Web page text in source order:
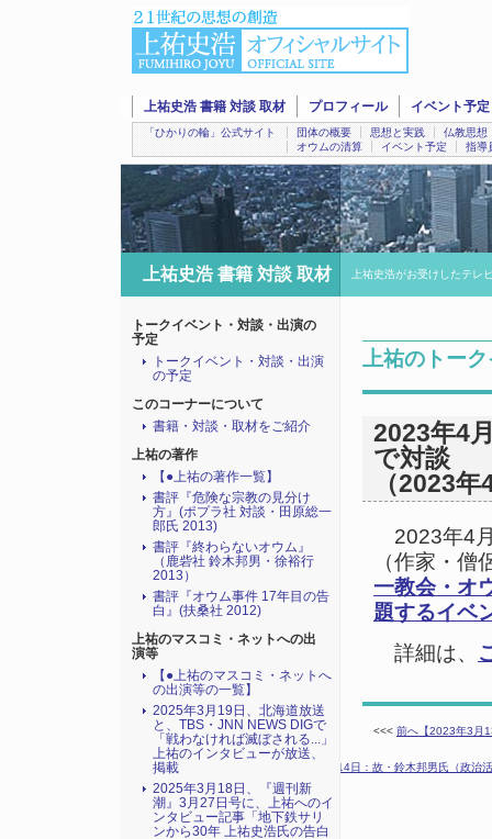
上祐史浩 書籍 対談 取材 プロフィール イベント予定
「ひかりの輪」公式サイト 団体の概要 思想と実践
仏教思想
オウムの清算
イベント予定 指導
上祐史浩 書籍 対談 取材 上祐史浩がお受けしたテレ
上祐のトー
2023年4
で対談
（2023
2023年4
（作家・僧
一教会・オ
題するイベ
詳細は、
<<< 前へ【2023年3月
次へ【2023年4月14日：故・鈴木邦男氏（政治
トークイベント・対談・出演の
予定
トークイベント・対談・出演
の予定
このコーナーについて
書籍・対談・取材をご紹介
上祐の著作
【●上祐の著作一覧】
書評『危険な宗教の見分け
方』(ポプラ社 対談・田原総一
郎氏 2013)
書評『終わらないオウム』
（鹿砦社 鈴木邦男・徐裕行
2013）
書評『オウム事件 17年目の告
白』(扶桑社 2012)
上祐のマスコミ・ネットへの出
演等
【●上祐のマスコミ・ネットへ
の出演等の一覧】
2025年3月19日、北海道放送
と、TBS・JNN NEWS DIGで
「戦わなければ滅ぼされる...」
上祐のインタビューが放送、
掲載
2025年3月18日、『週刊新
潮』3月27日号に、上祐へのイ
ンタビュー記事「地下鉄サリ
ンから30年 上祐史浩氏の告白